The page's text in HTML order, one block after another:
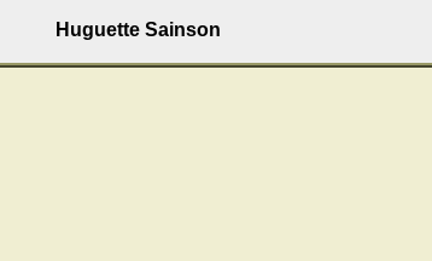
Huguette Sainson